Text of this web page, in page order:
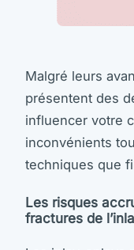
Malgré leurs
présentent des
influencer votre
inconvénients
techniques que
Les risques
fractures de